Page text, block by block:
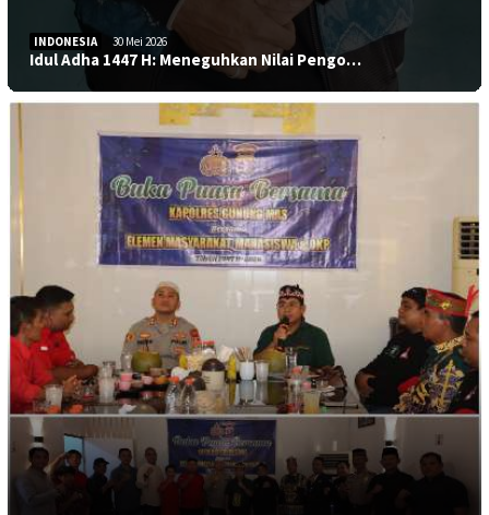
INDONESIA 30 Mei 2026
Idul Adha 1447 H: Meneguhkan Nilai Pengo…